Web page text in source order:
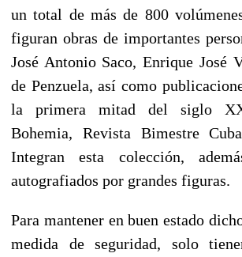
un total de más de 800
figuran obras de importantes
José Antonio Saco, Enrique José
de Penzuela, así como
la primera mitad del siglo
Bohemia, Revista Bimestre
Integran esta colección,
autografiados por grandes figuras.
Para mantener en buen estado
medida de seguridad, solo